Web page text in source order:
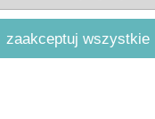
i bukowe
zaakceptuj wszystkie